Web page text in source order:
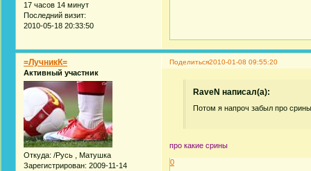
17 часов 14 минут
Последний визит:
2010-05-18 20:33:50
Поделиться2010-01-08 09:55:20
=ЛучникК=
Активный участник
Откуда: /Русь , Матушка
Зарегистрирован: 2009-11-14
RaveN написал(а):
Потом я напроч забыл про
про какие срины
0